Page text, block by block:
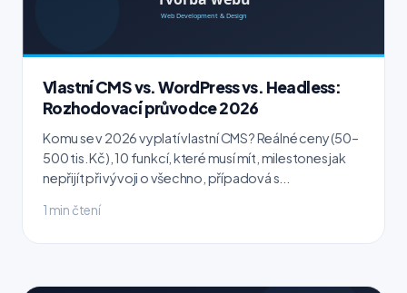
Vlastní CMS vs. WordPress vs. Headless:
Rozhodovací průvodce 2026
Komu se v 2026 vyplatí vlastní CMS? Reálné ceny (50–
500 tis. Kč), 10 funkcí, které musí mít, milestones jak
nepřijít při vývoji o všechno, případová s...
1 min čtení